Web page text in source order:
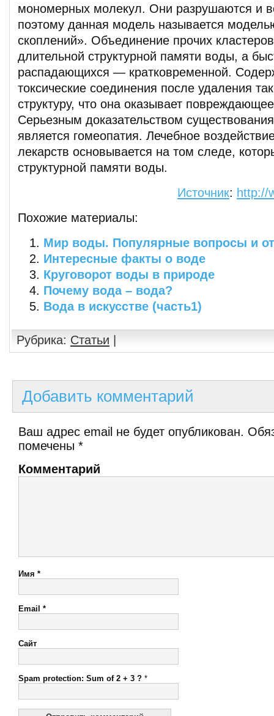
мономерных молекул. Они разрушаются и
поэтому данная модель называется
скоплений». Объединение прочих
длительной структурной памяти воды, а
распадающихся — кратковременной.
токсические соединения после удаления
структуру, что она оказывает
Серьезным доказательством
является гомеопатия. Лечебное
лекарств основывается на том следе,
структурной памяти воды.
Источник: http://
Похожие материалы:
Мир воды. Популярные вопросы и
Интересные факты о воде
Круговорот воды в природе
Почему вода – вода?
Вода в искусстве (часть1)
Рубрика: Статьи
Добавить комментарий
Ваш адрес email не будет опубликован.
помечены *
Комментарий
Имя *
Email *
Сайт
Spam protection: Sum of 2 + 3 ? *